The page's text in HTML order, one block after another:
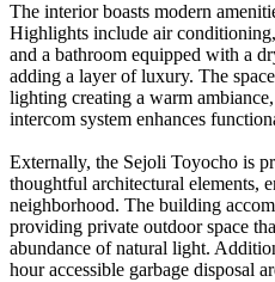
The interior boasts modern
Highlights include air
and a bathroom equipped with a
adding a layer of luxury. The
lighting creating a warm
intercom system enhances
Externally, the Sejoli Toyocho is
thoughtful architectural elements,
neighborhood. The building
providing private outdoor space
abundance of natural light.
hour accessible garbage disposal